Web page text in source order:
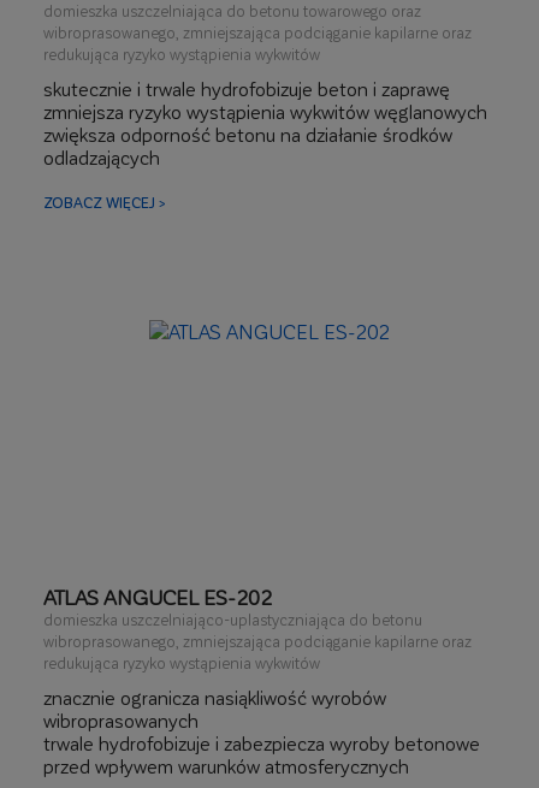
domieszka uszczelniająca do betonu towarowego oraz
wibroprasowanego, zmniejszająca podciąganie kapilarne oraz
redukująca ryzyko wystąpienia wykwitów
skutecznie i trwale hydrofobizuje beton i zaprawę
zmniejsza ryzyko wystąpienia wykwitów węglanowych
zwiększa odporność betonu na działanie środków
odladzających
ZOBACZ WIĘCEJ >
ATLAS ANGUCEL ES-202
domieszka uszczelniająco-uplastyczniająca do betonu
wibroprasowanego, zmniejszająca podciąganie kapilarne oraz
redukująca ryzyko wystąpienia wykwitów
znacznie ogranicza nasiąkliwość wyrobów
wibroprasowanych
trwale hydrofobizuje i zabezpiecza wyroby betonowe
przed wpływem warunków atmosferycznych